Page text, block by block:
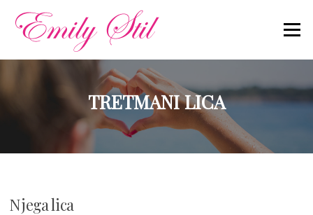
content
Menu
TRETMANI LICA
Njega lica